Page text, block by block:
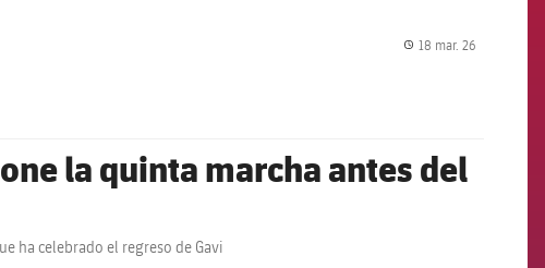
18 mar. 26
la quinta marcha antes del
ha celebrado el regreso de Gavi